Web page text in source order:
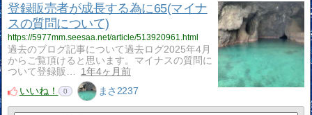
登録販売者が成長する為に65(マイナ
スの質問について)
https://5977mm.seesaa.net/article/513920961.html
過去のブログ記事について過去ログ2025年4月
からご覧頂けると思います。マイナスの質問に
ついて登録販…
1年4ヶ月前
いいね！
0 まさ2237